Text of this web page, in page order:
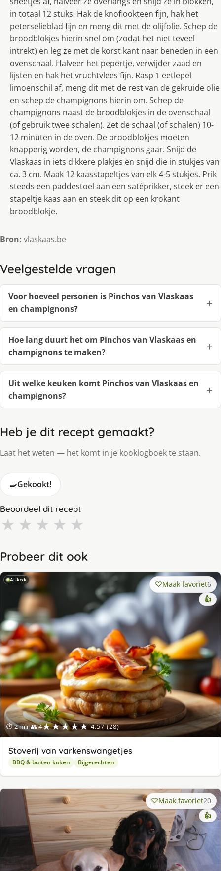
in totaal 12 stuks. Hak de knoflookteen fijn, hak het
peterselieblad fijn en meng dit met de olijfolie. Schep de
broodblokjes hierin snel om (zodat het niet teveel
intrekt) en leg ze met de korst kant naar beneden in een
ovenschaal. Halveer het pepertje, verwijder zaad en
lijsten en hak het vruchtvlees fijn. Rasp 1 eetlepel
limoenschil af, meng dit met de rest van de gekruide olie
en schep de champignons hierin om. Schep de
champignons naast de broodblokjes in de ovenschaal
(of gebruik twee schalen). Zet de schaal (of schalen) 10-
12 minuten in de oven. De broodblokjes moeten
knapperig worden, de champignons gaar. Snijd de
Vlaskaas in iets dikkere plakjes en snijd die in stukjes van
ca. 3 cm. Maak 12 kaasstapeltjes van elk 4-5 stukjes. Prik
steeds een paddestoel aan een satéprikker, steek er een
stapeltje kaas aan en steek dit op een krokant
broodblokje.
Bron: vlaskaas.be
Veelgestelde vragen
Voor hoeveel personen is Pinchos van Vlaskaas
en champignons?
Hoe lang duurt het om Pinchos van Vlaskaas en
champignons te maken?
Uit welke keuken komt Pinchos van Vlaskaas en
champignons?
Heb je dit recept gemaakt?
Laat het weten — het komt in je kooklogboek te staan.
🍳Gekookt!
Beoordeel dit recept
★ ★ ★ ★ ★
Probeer dit ook
AI-kok
⏱ 2 min👥 4★★★★★ 4.57 (28)
Maak favoriet6
👍
Stoverij van varkenswangetjes
BBQ & buiten koken Bijgerechten
Maak favoriet20
👍